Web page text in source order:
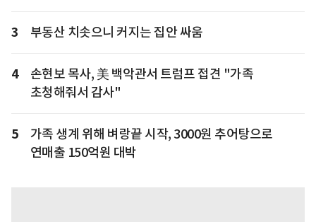
3 부동산 치솟으니 커지는 집안 싸움
4
손현보 목사, 美 백악관서 트럼프 접견 "가족
초청해줘서 감사"
5
가족 생계 위해 벼랑끝 시작, 3000원 추어탕으로
연매출 150억원 대박